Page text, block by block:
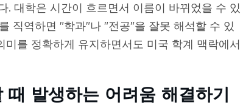
. 대학은 시간이 흐르면서 이름이 바뀌었을 수 있
직역하면 "학과"나 "전공"을 잘못 해석할 수 있
를 정확하게 유지하면서도 미국 학계 맥락에서
발생하는 어려움 해결하기